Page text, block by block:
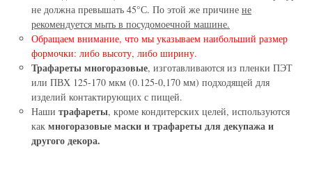
не должна превышать 45°С. По этой же причине не
рекомендуется мыть в посудомоечной машине.
Обращаем внимание, что мы указываем наибольший размер
формочки: либо высоту, либо ширину.
Трафареты многоразовые, изготавливаются из пленки ПЭТ
или ПВХ 125-170 мкм (0.125-0,170 мм) подходящей для
изделий контактирующих с пищей.
Наши трафареты, кроме кондитерских целей, используются
как многоразовые маски и трафареты для декупажа и
другого декора.